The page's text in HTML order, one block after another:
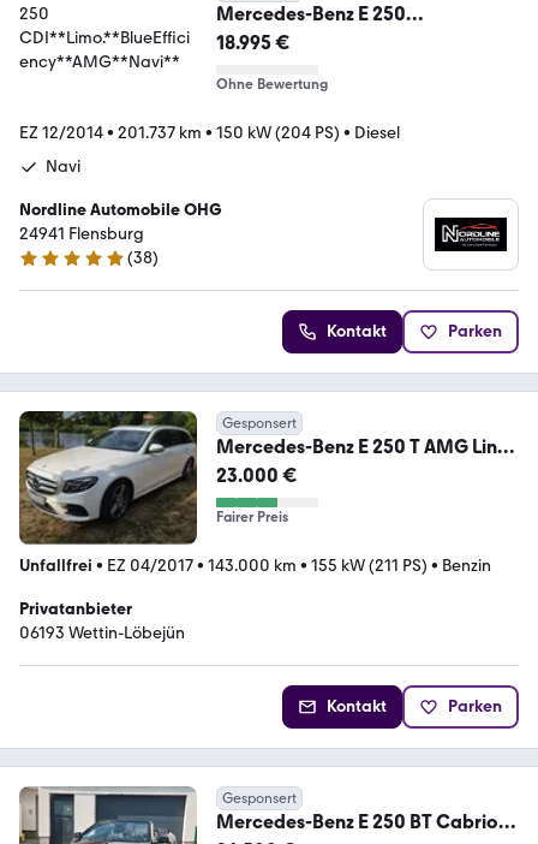
Mercedes-Benz E 250
CDI**Limo.**BlueEfficiency**AM
18.995 €
Ohne Bewertung
EZ 12/2014• 201.737 km • 150 kW (204 PS) • Diesel
Navi
Nordline Automobile OHG
24941 Flensburg
4.9 Sterne
(38)
Kontakt Parken
Gesponsert
Mercedes-Benz E 250 T AMG Line
Autom. AMG Line
23.000 €
Fairer Preis
Unfallfrei • EZ 04/2017• 143.000 km • 155 kW (211 PS) • Benzin
Privatanbieter
06193 Wettin-Löbejün
Kontakt Parken
Gesponsert
Mercedes-Benz E 250 BT Cabrio